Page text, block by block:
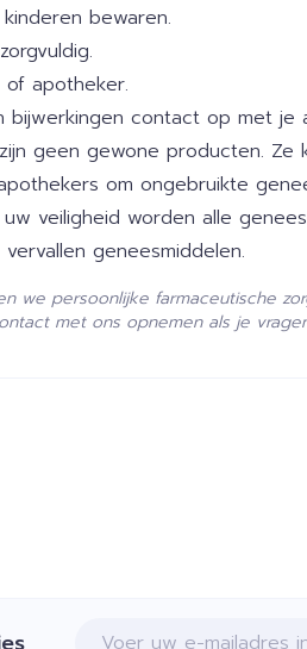
91 mm
128 mm
55 mm
100
mirtazapine
bewaren.
apotheker.
bijwerkingen contact op met je
geen gewone producten.
om ongebruikte
veiligheid worden alle
geneesmiddelen.
we persoonlijke farmaceutische
met ons opnemen als je
E-mail adres